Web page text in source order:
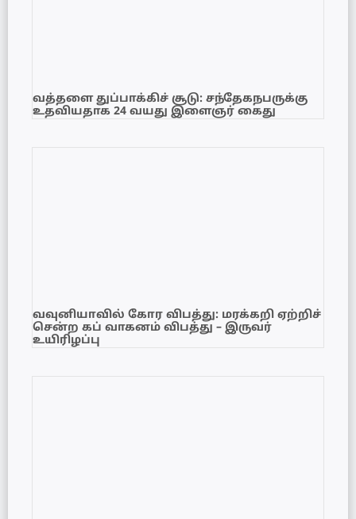
வத்தளை துப்பாக்கிச் சூடு: சந்தேகநபருக்கு
உதவியதாக 24 வயது இளைஞர் கைது
வவுனியாவில் கோர விபத்து: மரக்கறி ஏற்றிச்
சென்ற கப் வாகனம் விபத்து – இருவர்
உயிரிழப்பு